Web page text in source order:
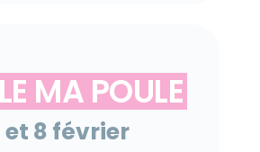
MA POULE
et 8 février